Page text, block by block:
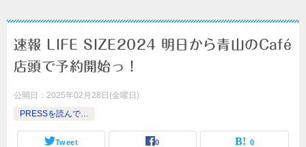
速報 LIFE SIZE2024 明日から青山のCafé
店頭で予約開始っ！
公開日： 2025年02月28日(金曜日)
PRESSを読んで…
Tweet 0 0